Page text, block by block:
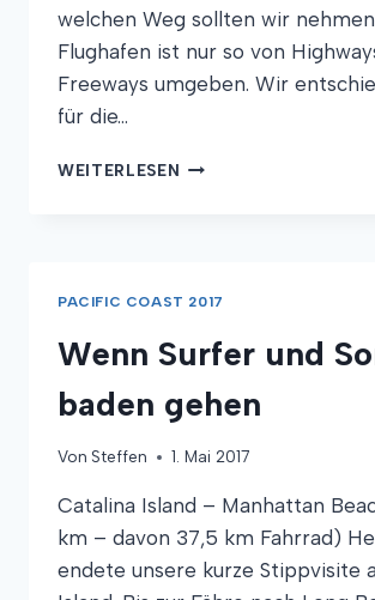
welchen Weg sollten wir
Flughafen ist nur so von
Freeways umgeben. Wir
für die…
WEITERLESEN
PACIFIC COAST 2017
Wenn Surfer und
baden gehen
Von Steffen 1. Mai 2017
Catalina Island – Manhattan
km – davon 37,5 km Fahrrad)
endete unsere kurze Stippvisite